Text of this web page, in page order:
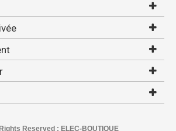
Reserved : ELEC-BOUTIQUE